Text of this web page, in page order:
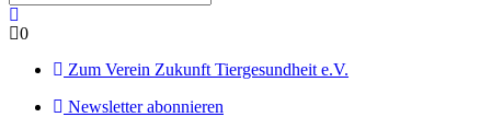
0
Zum Verein Zukunft Tiergesundheit e.V.
Newsletter abonnieren